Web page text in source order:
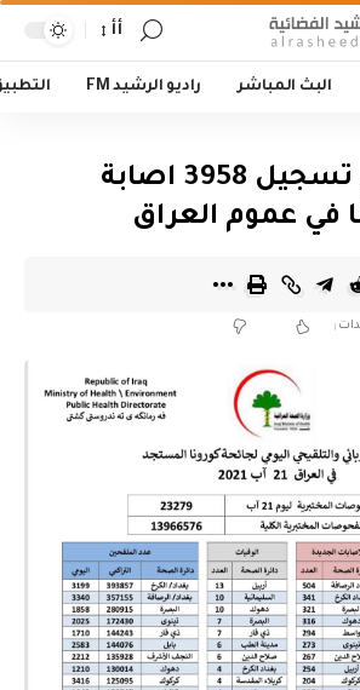
أأ
البث المباشر راديو الرشيد FM
الصحة تعلن تسجيل 3958 اصابة
في عموم العراق